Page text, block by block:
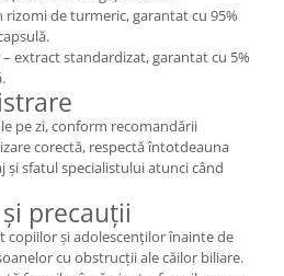
rizomi de turmeric, garantat cu 95%
extract standardizat, garantat cu 5%
pe zi, conform recomandării
corectă, respectă întotdeauna
și sfatul specialistului atunci când
precauții
copiilor și adolescenților înainte de
cu obstrucții ale căilor biliare.